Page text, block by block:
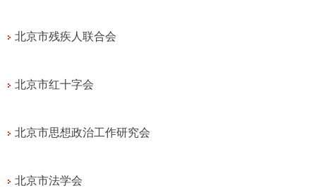
北京市残疾人联合会
北京市红十字会
北京市思想政治工作研究会
北京市法学会